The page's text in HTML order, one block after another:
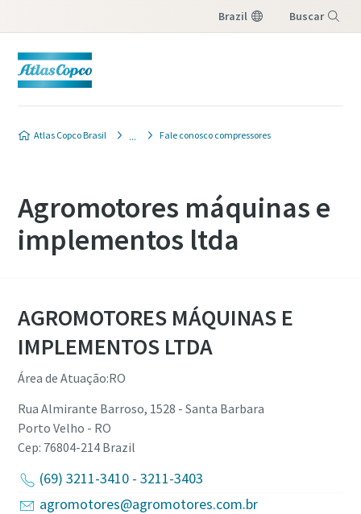
Brazil Buscar
Atlas Copco Brasil Fale conosco compressores
Agromotores máquinas e
implementos ltda
AGROMOTORES MÁQUINAS E
IMPLEMENTOS LTDA
Área de Atuação:RO
Rua Almirante Barroso, 1528 - Santa Barbara
Porto Velho - RO
Cep: 76804-214 Brazil
(69) 3211-3410 - 3211-3403
agromotores@agromotores.com.br